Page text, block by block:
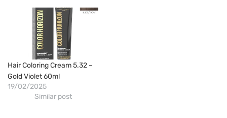
Hair Coloring Cream 5.32 –
Gold Violet 60ml
19/02/2025
Similar post